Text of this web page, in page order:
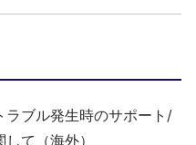
ラブル発生時のサポート/
て（海外）